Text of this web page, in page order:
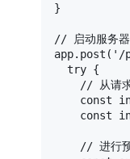
}
// 启动服务器
app. post ( '/
try {
// 从请
const
const
// 进行